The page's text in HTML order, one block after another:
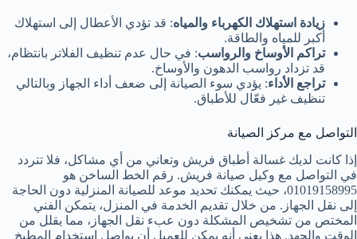
زيادة استهلاك الكهرباء والمياه: قد تؤدي الأعطال إلى استهلاك
أكبر للمياه والطاقة.
تراكم الأوساخ والرواسب: في حال عدم تنظيف الفلاتر بانتظام،
قد تزداد رواسب الدهون والأوساخ.
تراجع الأداء: يؤدي سوء الصيانة إلى ضعف أداء الجهاز وبالتالي
تنظيف غير فعّال للأطباق.
التواصل مع مركز الصيانة
إذا كانت لديك غسالة أطباق فريش وتعاني من أي مشاكل، فلا تتردد
في التواصل مع وكيل صيانة فريش. رقم الخط الساخن هو
01019158995، حيث يمكنك تحديد موعد للصيانة المنزلية دون الحاجة
إلى نقل الجهاز. من خلال تقديم الخدمة في المنزل، يتمكن الفني
المختص من تشخيص المشكلة دون عبء نقل الجهاز، مما يقلل من
الوقت والجهد. هذا يعني أنه يمكن للعميل أن يواصل استخدام المطبخ